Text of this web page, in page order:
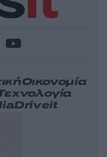
Οικονομία
Driveit